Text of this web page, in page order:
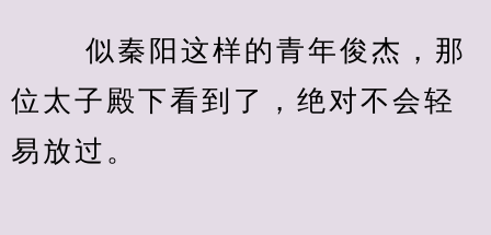
似秦阳这样的青年俊杰，那
位太子殿下看到了，绝对不会轻
易放过。